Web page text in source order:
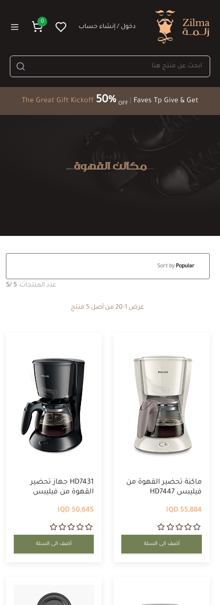
The Great Gift Kickoff 50% OFF Faves Tp Give & Get
دخول / إنشاء حساب
0
مكائن القهوة
Sort by
عدد المنتجات: 5
/5
عرض 1-20 من أصل 5 منتج
ماكنة تحضير القهوة من
فيليبس HD7447
55,884 IQD
أضف الى السلة
HD7431 جهاز تحضير
القهوة من فيليبس
50,645 IQD
أضف الى السلة